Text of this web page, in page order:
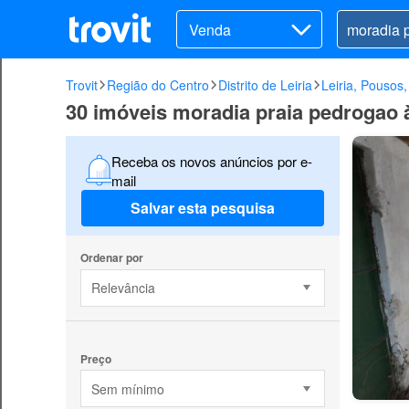
Venda
Trovit Região do Centro Distrito de Leiria Leiria,
30 imóveis moradia praia
Receba os novos anúncios por e-
mail
Salvar esta pesquisa
Ordenar por
Relevância
Preço
Sem mínimo